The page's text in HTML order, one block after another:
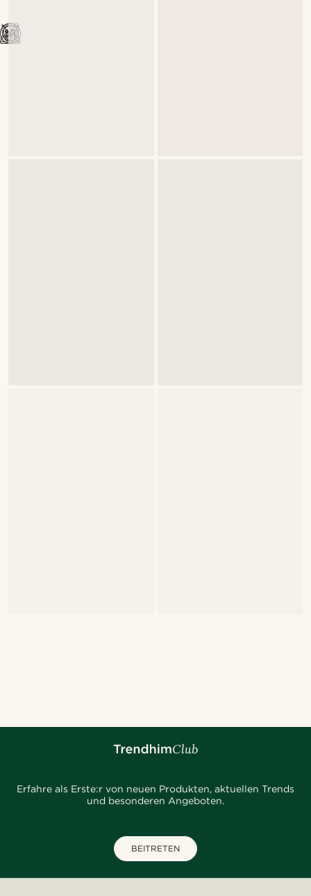
Erfahre als Erste:r von neuen Produkten, aktuellen Trends
und besonderen Angeboten.
BEITRETEN